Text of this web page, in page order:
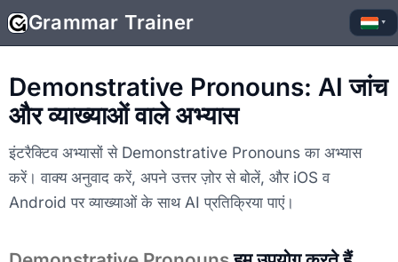
Grammar Trainer ▾
Demonstrative Pronouns: AI जांच
और व्याख्याओं वाले अभ्यास
इंटरैक्टिव अभ्यासों से Demonstrative Pronouns का अभ्यास
करें। वाक्य अनुवाद करें, अपने उत्तर ज़ोर से बोलें, और iOS व
Android पर व्याख्याओं के साथ AI प्रतिक्रिया पाएं।